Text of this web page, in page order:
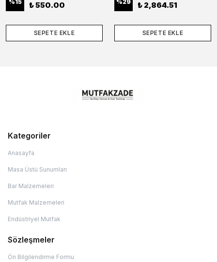
%15 ₺ 550.00
SEPETE EKLE
%29 ₺ 2,864.51
SEPETE EKLE
Kategoriler
Anasayfa
Masa Üstü Sunumları
Bar Malzemeleri
Mutfak Malzemeleri
Endüstriyel Mutfak
Sözleşmeler
Ön Bilgilendirme Formu